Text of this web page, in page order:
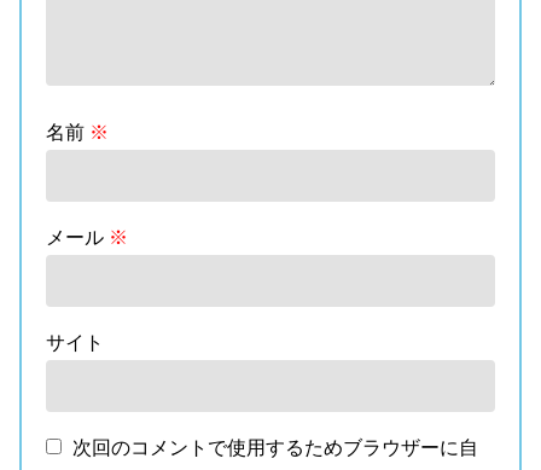
名前 ※
メール ※
サイト
次回のコメントで使用するためブラウザーに自